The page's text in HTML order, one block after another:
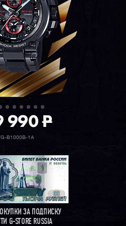
990P
B1000B-1A
ЗА ПОДПИСКУ
G-STORE RUSSIA